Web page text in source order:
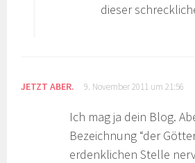
dieser
JETZT ABER. 9. November 2011 um 21:56
Ich mag ja dein Blog.
Bezeichnung “der
erdenklichen Stelle